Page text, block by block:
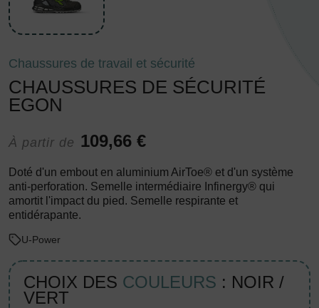
Chaussures de travail et sécurité
CHAUSSURES DE SÉCURITÉ
EGON
À partir de 109,66 €
Doté d'un embout en aluminium AirToe® et d'un système
anti-perforation. Semelle intermédiaire Infinergy® qui
amortit l'impact du pied. Semelle respirante et
entidérapante.
U-Power
CHOIX DES COULEURS : NOIR /
VERT